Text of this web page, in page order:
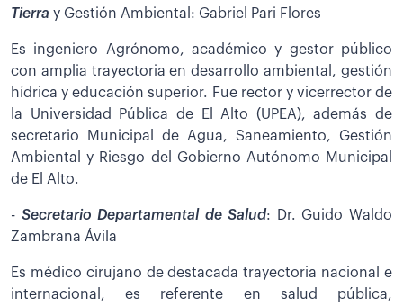
Tierra y Gestión Ambiental: Gabriel Pari Flores
Es ingeniero Agrónomo, académico y gestor público
con amplia trayectoria en desarrollo ambiental, gestión
hídrica y educación superior. Fue rector y vicerrector de
la Universidad Pública de El Alto (UPEA), además de
secretario Municipal de Agua, Saneamiento, Gestión
Ambiental y Riesgo del Gobierno Autónomo Municipal
de El Alto.
- Secretario Departamental de Salud: Dr. Guido Waldo
Zambrana Ávila
Es médico cirujano de destacada trayectoria nacional e
internacional, es referente en salud pública,